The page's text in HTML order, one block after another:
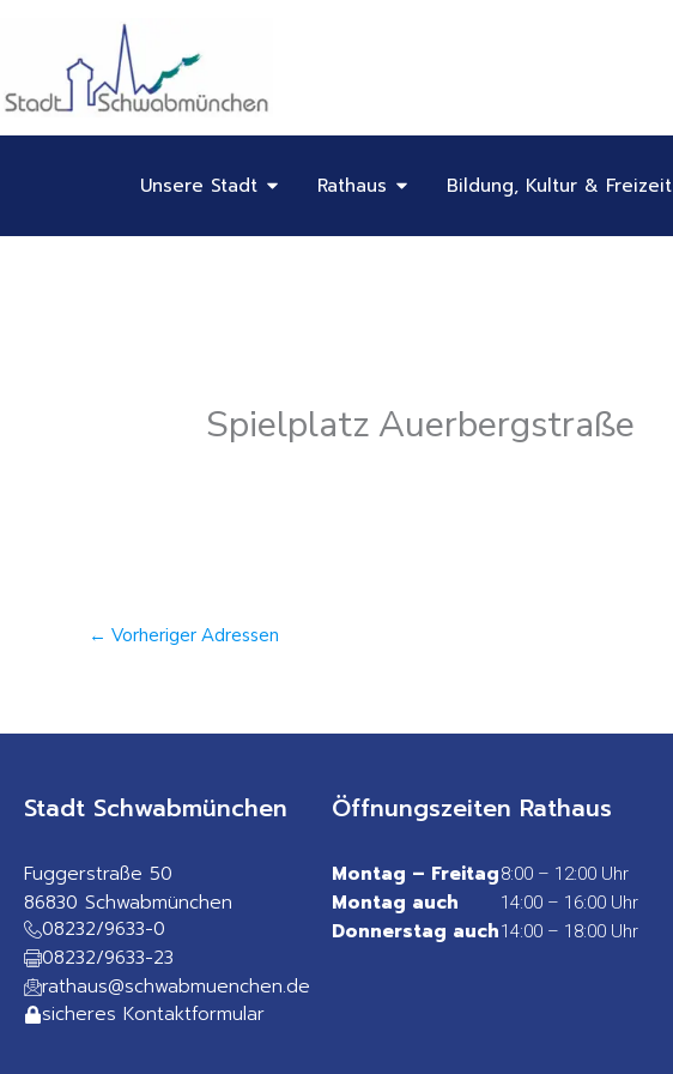
springen
Unsere Stadt Öffne Unsere Stadt
Rathaus Öffne Rathaus
Bildung, Kultur & Freizeit
Spielplatz Auerbergstraße
← Vorheriger Adressen
Stadt Schwabmünchen
Fuggerstraße 50
86830 Schwabmünchen
08232/9633-0
08232/9633-23
rathaus@schwabmuenchen.de
sicheres Kontaktformular
Öffnungszeiten Rathaus
Montag – Freitag8:00 – 12:00 Uhr
Montag auch 14:00 – 16:00 Uhr
Donnerstag auch14:00 – 18:00 Uhr